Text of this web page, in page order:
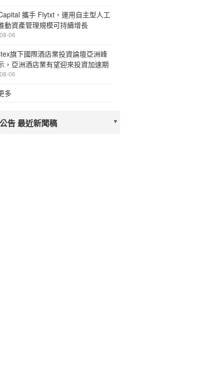
攜手 Flytxt，運用自主型人工
動資產管理規模可持續增長
06
旗下國際酒店業投資論壇亞洲峰
，亞洲酒店業有望迎來投資加速期
06
多
告 最近新聞稿